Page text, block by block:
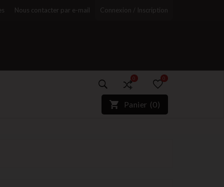
Nous contacter par e-mail Connexion / Inscription
0
)*}
0
Panier (0)